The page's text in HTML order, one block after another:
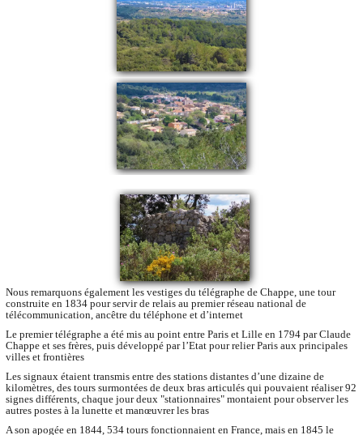
Nous remarquons également les vestiges du télégraphe de Chappe, une tour
construite en 1834 pour servir de relais au premier réseau national de
télécommunication, ancêtre du téléphone et d’internet
Le premier télégraphe a été mis au point entre Paris et Lille en 1794 par Claude
Chappe et ses frères, puis développé par l’Etat pour relier Paris aux principales
villes et frontières
Les signaux étaient transmis entre des stations distantes d’une dizaine de
kilomètres, des tours surmontées de deux bras articulés qui pouvaient réaliser 92
signes différents, chaque jour deux "stationnaires" montaient pour observer les
autres postes à la lunette et manœuvrer les bras
A son apogée en 1844, 534 tours fonctionnaient en France, mais en 1845 le